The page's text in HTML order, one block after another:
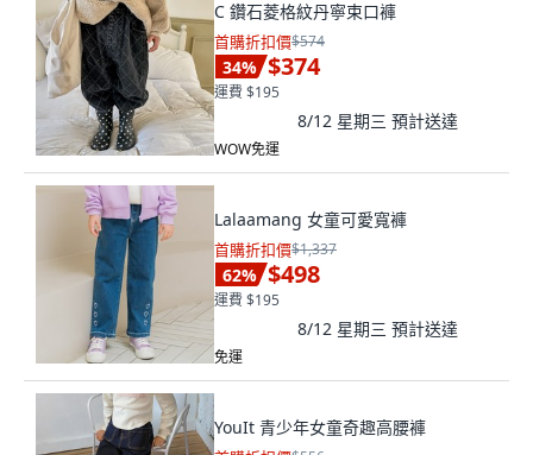
C 鑽石菱格紋丹寧束口褲
首購折扣價$574
34% $374
運費 $195
8/12 星期三 預計送達
WOW免運
Lalaamang 女童可愛寬褲
首購折扣價$1,337
62% $498
運費 $195
8/12 星期三 預計送達
免運
YouIt 青少年女童奇趣高腰褲